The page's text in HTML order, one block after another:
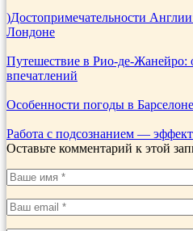
)Достопримечательности
Лондоне
Путешествие в Рио-де-Жанейро:
впечатлений
Особенности погоды в
Работа с подсознанием —
Оставьте комментарий к этой